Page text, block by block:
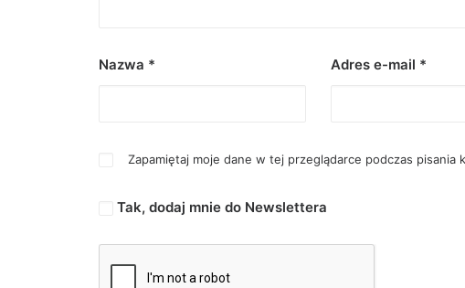
Nazwa * Adres e-mail *
Zapamiętaj moje dane w tej przeglądarce podczas pisania
Tak, dodaj mnie do Newslettera